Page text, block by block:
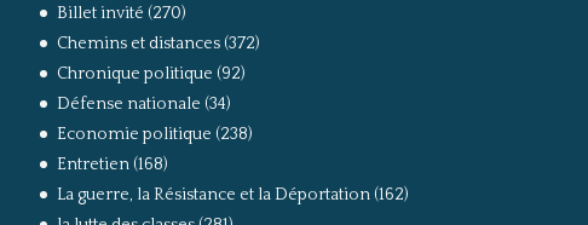
Billet invité (270)
Chemins et distances(372)
Chronique politique (92)
Défense nationale (34)
Economie politique (238)
Entretien(168)
La guerre, la Résistance et la Déportation(162)